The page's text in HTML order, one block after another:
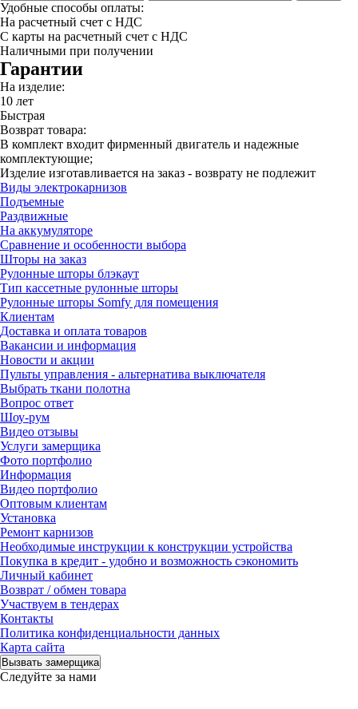
Удобные способы оплаты:
На расчетный счет с НДС
С карты на расчетный счет с НДС
Наличными при получении
Гарантии
На изделие:
10 лет
Быстрая
Возврат товара:
В комплект входит фирменный двигатель и надежные
комплектующие;
Изделие изготавливается на заказ - возврату не подлежит
Виды электрокарнизов
Подъемные
Раздвижные
На аккумуляторе
Сравнение и особенности выбора
Шторы на заказ
Рулонные шторы блэкаут
Тип кассетные рулонные шторы
Рулонные шторы Somfy для помещения
Клиентам
Доставка и оплата товаров
Вакансии и информация
Новости и акции
Пульты управления - альтернатива выключателя
Выбрать ткани полотна
Вопрос ответ
Шоу-рум
Видео отзывы
Услуги замерщика
Фото портфолио
Информация
Видео портфолио
Оптовым клиентам
Установка
Ремонт карнизов
Необходимые инструкции к конструкции устройства
Покупка в кредит - удобно и возможность сэкономить
Личный кабинет
Возврат / обмен товара
Участвуем в тендерах
Контакты
Политика конфиденциальности данных
Карта сайта
Вызвать замерщика
Следуйте за нами